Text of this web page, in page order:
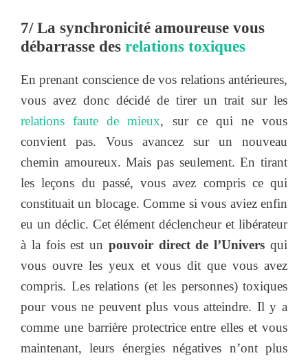
7/ La synchronicité amoureuse vous
débarrasse des relations toxiques
En prenant conscience de vos relations antérieures,
vous avez donc décidé de tirer un trait sur les
relations faute de mieux, sur ce qui ne vous
convient pas. Vous avancez sur un nouveau
chemin amoureux. Mais pas seulement. En tirant
les leçons du passé, vous avez compris ce qui
constituait un blocage. Comme si vous aviez enfin
eu un déclic. Cet élément déclencheur et libérateur
à la fois est un pouvoir direct de l’Univers qui
vous ouvre les yeux et vous dit que vous avez
compris. Les relations (et les personnes) toxiques
pour vous ne peuvent plus vous atteindre. Il y a
comme une barrière protectrice entre elles et vous
maintenant, leurs énergies négatives n’ont plus